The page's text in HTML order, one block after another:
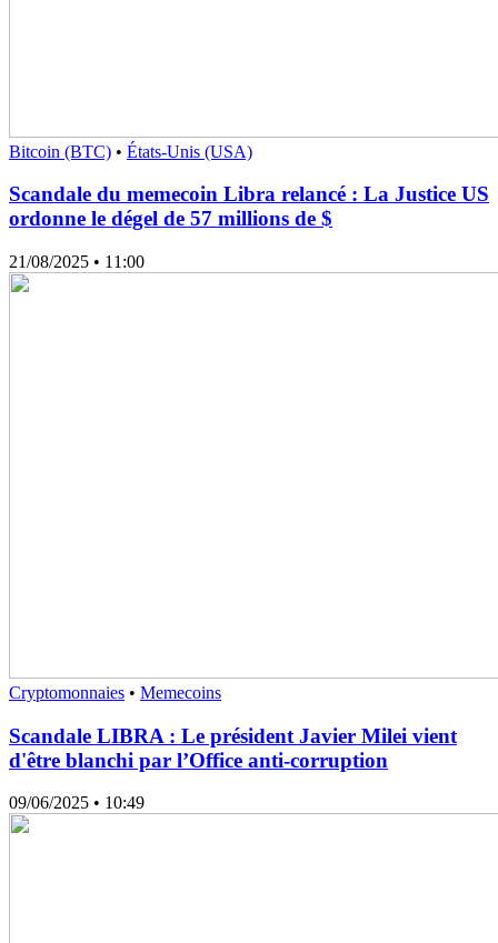
Bitcoin (BTC) • États-Unis (USA)
Scandale du memecoin Libra relancé : La Justice US
ordonne le dégel de 57 millions de $
21/08/2025 • 11:00
Cryptomonnaies • Memecoins
Scandale LIBRA : Le président Javier Milei vient
d'être blanchi par l’Office anti-corruption
09/06/2025 • 10:49